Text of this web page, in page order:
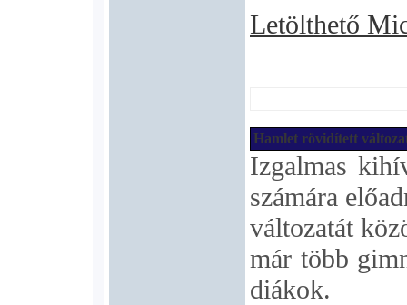
Letölthető
Hamlet rövidített
Izgalmas
számára
változatát
már több
diákok.